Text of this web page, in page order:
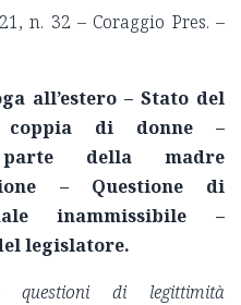
n. 32 – Coraggio Pres. –
all’estero – Stato del
di donne –
parte della madre
– Questione di
inammissibile –
legislatore.
questioni di legittimità